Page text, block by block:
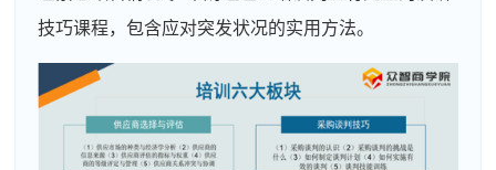
技巧课程，包含应对突发状况的实用方法。